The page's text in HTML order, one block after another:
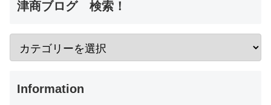
津商ブログ 検索！
Information